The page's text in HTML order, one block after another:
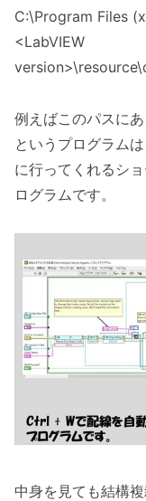
C:\Program Files
<LabVIEW
例えばこのパスに
というプログラム
に行ってくれるシ
ログラムです。
中身を見ても結構